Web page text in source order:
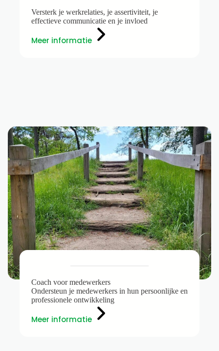
Versterk je werkrelaties, je assertiviteit, je
effectieve communicatie en je invloed
Meer informatie
Coach voor medewerkers
Ondersteun je medewerkers in hun persoonlijke en
professionele ontwikkeling
Meer informatie